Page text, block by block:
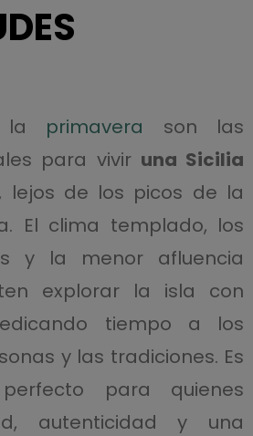
primavera son las
para vivir una Sicilia
, lejos de los picos de la
El clima templado, los
y la menor afluencia
explorar la isla con
tiempo a los
y las tradiciones. Es
para quienes
autenticidad y una